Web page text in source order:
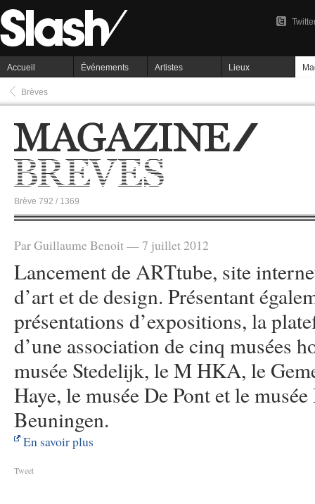
Accueil Événements Artistes Lieux
Brèves
Brève 792 / 1369
Par Guillaume Benoit — 7 juillet 2012
Lancement de ARTtube, site
d’art et de design. Présentant
présentations d’expositions, la
d’une association de cinq musées
musée Stedelijk, le M HKA, le
Haye, le musée De Pont et le
Beuningen.
En savoir plus
Tweet